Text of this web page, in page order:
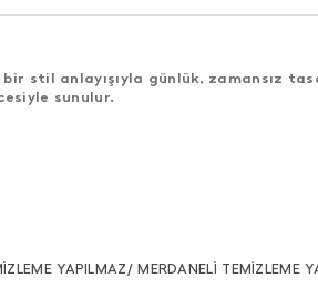
stil anlayışıyla günlük, zamansız
sunulur.
YAPILMAZ/ MERDANELİ TEMİZLEME